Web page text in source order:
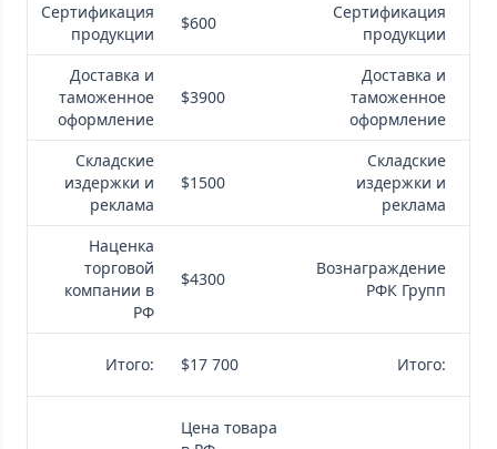
Сертификация
продукции
$600
Сертификация
продукции
Доставка и
таможенное
оформление
$3900
Доставка и
таможенное
оформление
Складские
издержки и
реклама
$1500
Складские
издержки и
реклама
Наценка
торговой
компании в
РФ
$4300
Вознаграждение
РФК Групп
Итого: $17 700 Итого:
Цена товара